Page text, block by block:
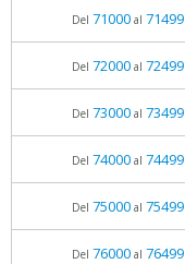
Del 71000al 71499
Del 72000al 72499
Del 73000al 73499
Del 74000al 74499
Del 75000al 75499
Del 76000al 76499